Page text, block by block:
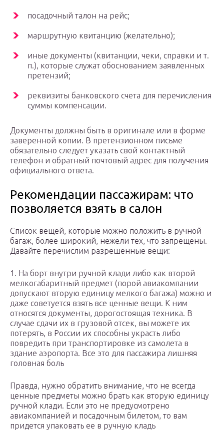
посадочный талон на рейс;
маршрутную квитанцию (желательно);
иные документы (квитанции, чеки, справки и т.
п.), которые служат обоснованием заявленных
претензий;
реквизиты банковского счета для перечисления
суммы компенсации.
Документы должны быть в оригинале или в форме
заверенной копии. В претензионном письме
обязательно следует указать свой контактный
телефон и обратный почтовый адрес для получения
официального ответа.
Рекомендации пассажирам: что
позволяется взять в салон
Список вещей, которые можно положить в ручной
багаж, более широкий, нежели тех, что запрещены.
Давайте перечислим разрешенные вещи:
1. На борт внутри ручной клади либо как второй
мелкогабаритный предмет (порой авиакомпании
допускают вторую единицу мелкого багажа) можно и
даже советуется взять все ценные вещи. К ним
относятся документы, дорогостоящая техника. В
случае сдачи их в грузовой отсек, вы можете их
потерять, в России их способны украсть либо
повредить при транспортировке из самолета в
здание аэропорта. Все это для пассажира лишняя
головная боль
Правда, нужно обратить внимание, что не всегда
ценные предметы можно брать как вторую единицу
ручной клади. Если это не предусмотрено
авиакомпанией и посадочным билетом, то вам
придется упаковать ее в ручную кладь